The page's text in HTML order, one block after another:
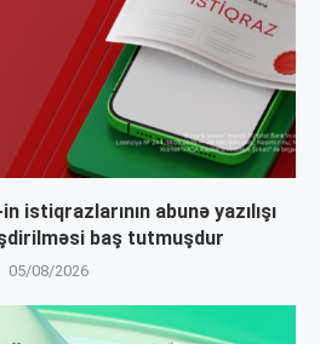
istiqrazlarının abunə yazılışı
baş tutmuşdur
05/08/2026